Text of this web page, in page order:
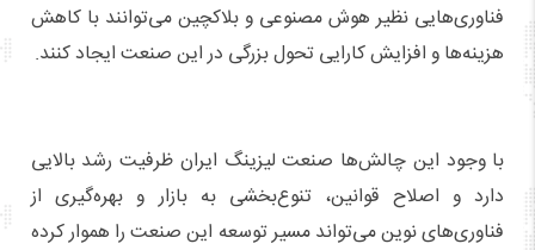
فناوری‌هایی نظیر هوش مصنوعی و بلاکچین می‌توانند با کاهش
هزینه‌ها و افزایش کارایی تحول بزرگی در این صنعت ایجاد کنند.
با وجود این چالش‌ها صنعت لیزینگ ایران ظرفیت رشد بالایی
دارد و اصلاح قوانین، تنوع‌بخشی به بازار و بهره‌گیری از
فناوری‌های نوین می‌تواند مسیر توسعه این صنعت را هموار کرده